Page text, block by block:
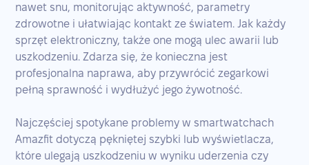
nawet snu, monitorując aktywność, parametry
zdrowotne i ułatwiając kontakt ze światem. Jak każdy
sprzęt elektroniczny, także one mogą ulec awarii lub
uszkodzeniu. Zdarza się, że konieczna jest
profesjonalna naprawa, aby przywrócić zegarkowi
pełną sprawność i wydłużyć jego żywotność.
Najczęściej spotykane problemy w smartwatchach
Amazfit dotyczą pękniętej szybki lub wyświetlacza,
które ulegają uszkodzeniu w wyniku uderzenia czy